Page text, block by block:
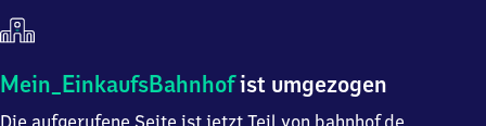
Mein
Einkaufsbahnhof
Mein_EinkaufsBahnhofist umgezogen
Die aufgerufene Seite ist jetzt Teil von bahnhof.de,